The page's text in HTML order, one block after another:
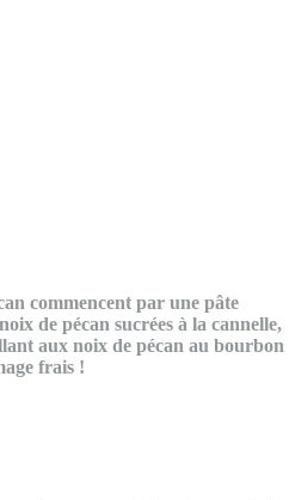
commencent par une pâte
de pécan sucrées à la cannelle,
aux noix de pécan au bourbon
frais !